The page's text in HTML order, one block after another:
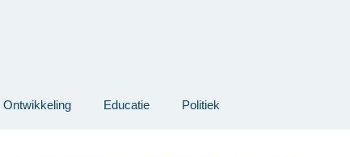
Ontwikkeling Educatie Politiek